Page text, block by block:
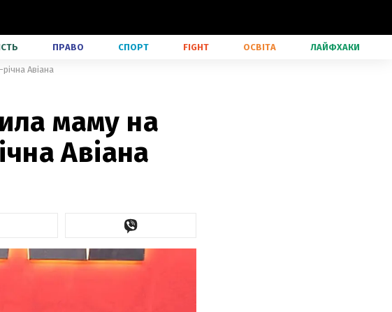
ПРАВО СПОРТ FIGHT ОСВІТА ЛАЙФХАКИ
Авіана
маму на
Авіана